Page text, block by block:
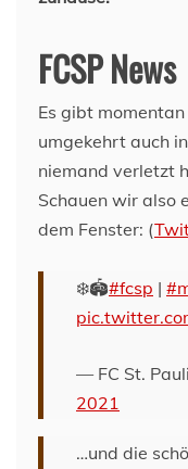
FCSP News
Es gibt
umgekehrt auch
niemand verletzt
Schauen wir also
dem Fenster: (
❄️🏟️#fcsp |
— FC St.
2021
…und die